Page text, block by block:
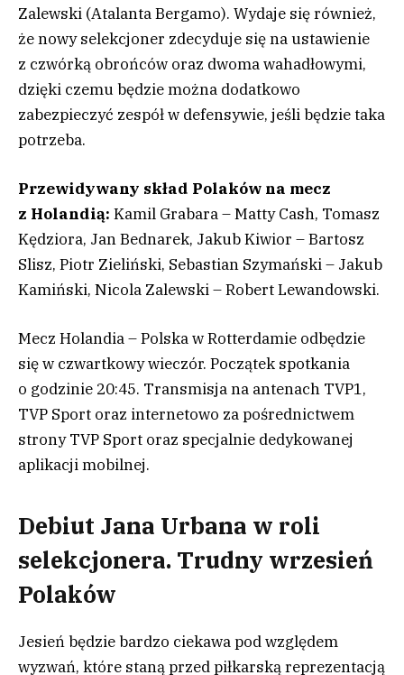
Zalewski (Atalanta Bergamo). Wydaje się również,
że nowy selekcjoner zdecyduje się na ustawienie
z czwórką obrońców oraz dwoma wahadłowymi,
dzięki czemu będzie można dodatkowo
zabezpieczyć zespół w defensywie, jeśli będzie taka
potrzeba.
Przewidywany skład Polaków na mecz
z Holandią: Kamil Grabara – Matty Cash, Tomasz
Kędziora, Jan Bednarek, Jakub Kiwior – Bartosz
Slisz, Piotr Zieliński, Sebastian Szymański – Jakub
Kamiński, Nicola Zalewski – Robert Lewandowski.
Mecz Holandia – Polska w Rotterdamie odbędzie
się w czwartkowy wieczór. Początek spotkania
o godzinie 20:45. Transmisja na antenach TVP1,
TVP Sport oraz internetowo za pośrednictwem
strony TVP Sport oraz specjalnie dedykowanej
aplikacji mobilnej.
Debiut Jana Urbana w roli
selekcjonera. Trudny wrzesień
Polaków
Jesień będzie bardzo ciekawa pod względem
wyzwań, które staną przed piłkarską reprezentacją